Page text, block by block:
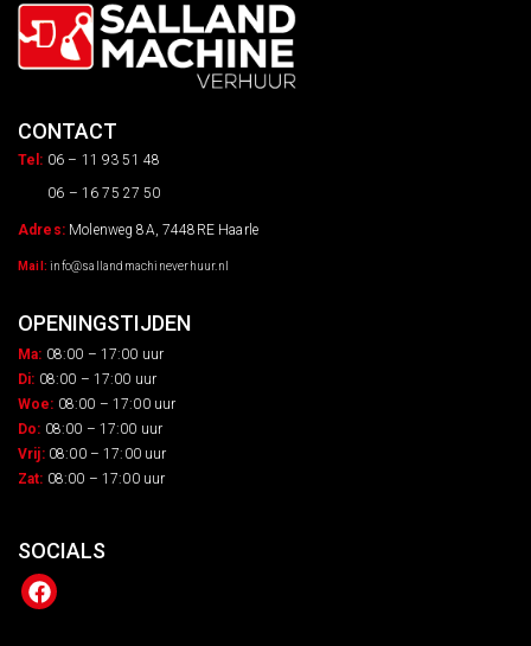
CONTACT
Tel: 06 – 11 93 51 48
06 – 16 75 27 50
Adres: Molenweg 8A, 7448RE Haarle
Mail:info@sallandmachineverhuur.nl
OPENINGSTIJDEN
Ma: 08:00 – 17:00 uur
Di: 08:00 – 17:00 uur
Woe: 08:00 – 17:00 uur
Do: 08:00 – 17:00 uur
Vrij: 08:00 – 17:00 uur
Zat: 08:00 – 17:00 uur
SOCIALS